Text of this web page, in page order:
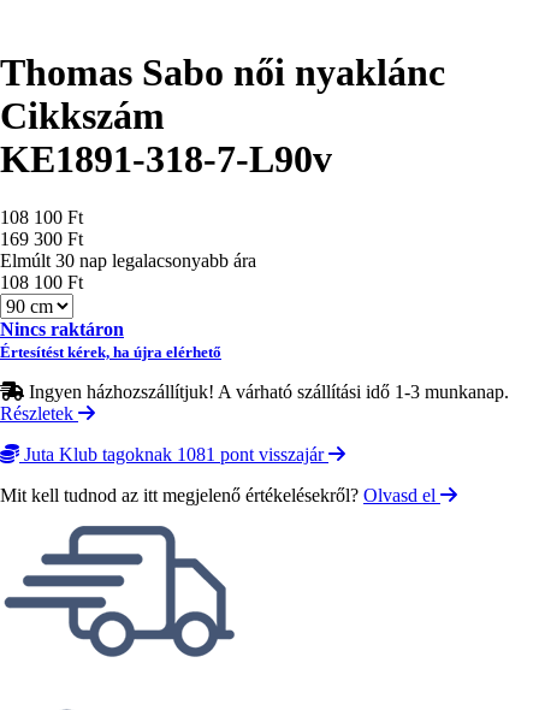
Thomas Sabo női nyaklánc
Cikkszám
KE1891-318-7-L90v
Ár
108 100 Ft
169 300 Ft
Elmúlt 30 nap legalacsonyabb ára
108 100 Ft
Méret
Nincs raktáron
Értesítést kérek, ha újra elérhető
Ingyen házhozszállítjuk! A várható szállítási idő 1-3 munkanap.
Részletek
Juta Klub tagoknak 1081 pont visszajár
Mit kell tudnod az itt megjelenő értékelésekről? Olvasd el